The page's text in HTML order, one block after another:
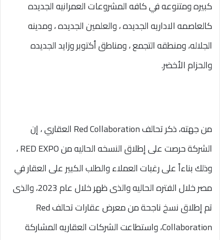
كبيره ومتنوعه في كافه المشروعات العمرانيه الجديده
كالعاصمه الاداريه الجديده ، والعلمين الجديده ، ومدينه
الجلاله، ومنطقه التجمع ، ومناطق أكتوبر وزايد الجديده
والحزام الأخضر.
من جهته، ذكر تحالف Red Collaboration العقاري ، إن
الشركة حرصت على إطلاق النسخه الحاليه من RED EXPO ،
وذلك بناءاً على رغبات العملاء والطلب الكبير على العقار في
مصر خلال الفتره الحاليه والذى ظهر خلال عام 2023، والذى
تم إطلاق نسخ ناجحة من معرض عقارات تحالف Red
Collaboration، واستطاعت الشركات العقاريه المشاركة